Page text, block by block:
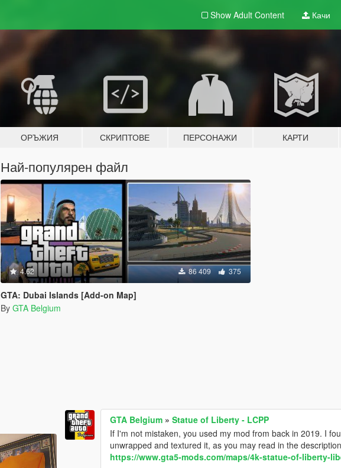
Show Adult Content Качи
ОРЪЖИЯ СКРИПТОВЕ ПЕРСОНАЖИ КАРТИ
Най-популярен файл
4.62 86 409 375
GTA: Dubai Islands [Add-on Map]
By GTA Belgium
GTA Belgium »Statue of Liberty - LCPP
If I'm not mistaken, you used my mod from back in 2019. I
unwrapped and textured it, as you may read in the
https://www.gta5-mods.com/maps/4k-statue-of-liberty-